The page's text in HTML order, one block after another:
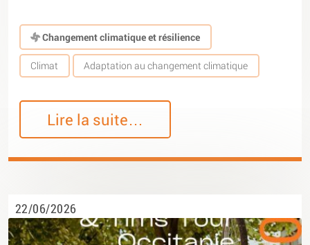
Changement climatique et résilience
Climat Adaptation au changement climatique
Lire la suite…
22/06/2026